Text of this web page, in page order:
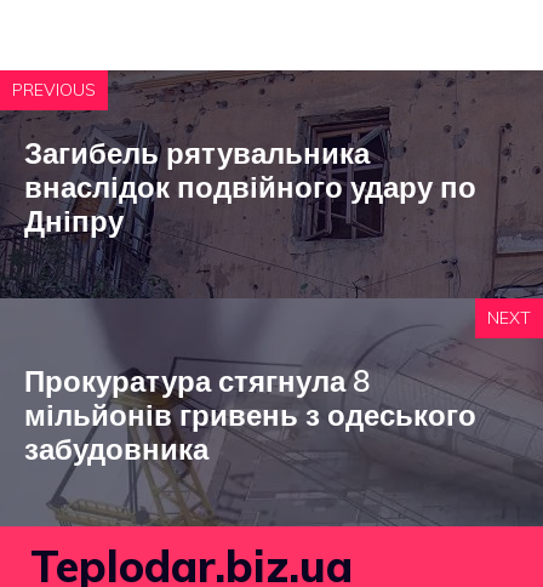
PREVIOUS
Загибель рятувальника
внаслідок подвійного удару по
Дніпру
NEXT
Прокуратура стягнула 8
мільйонів гривень з одеського
забудовника
Teplodar.biz.ua